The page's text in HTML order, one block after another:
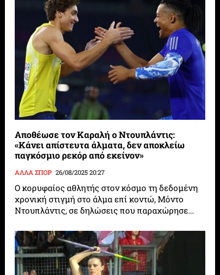
Αποθέωσε τον Καραλή ο Ντουπλάντις:
«Κάνει απίστευτα άλματα, δεν αποκλείω
παγκόσμιο ρεκόρ από εκείνον»
ΑΛΛΑ ΣΠΟΡ 26/08/2025 20:27
Ο κορυφαίος αθλητής στον κόσμο τη δεδομένη
χρονική στιγμή στο άλμα επί κοντώ, Μόντο
Ντουπλάντις, σε δηλώσεις που παραχώρησε...